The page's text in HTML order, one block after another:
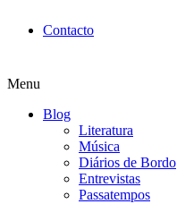
Contacto
Menu
Blog
Literatura
Música
Diários de Bordo
Entrevistas
Passatempos